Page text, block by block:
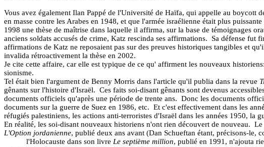
Vous avez également Ilan Pappé de l'Université de Haïfa, qui appelle au boycott
en masse contre les Arabes en 1948, et que l'armée israélienne était plus
1998 une thèse de maîtrise dans laquelle il affirma, sur la base de témoignages
anciens soldats accusés de crime, Katz rescinda ses affirmations.
Sa défense fut
affirmations de Katz ne reposaient pas sur des preuves historiques tangibles et
invalida rétroactivement la thèse en 2002.
Je cite cette affaire, car elle est typique de ce qu' affirment les nouveaux
sionisme.
Tel était bien l'argument de Benny Morris dans l'article qu'il publia dans la revue
gênants sur l'histoire d'Israël. Ces faits soi-disant gênants sont devenus
documents officiels qu'après une période de trente ans. Donc les documents
documents sur la guerre de Suez en 1986, etc. Et c'est effectivement dans les
réfugiés palestiniens, les actions anti-terroristes d'Israël dans les années 1950, la
En réalité, les soi-disant nouveaux historiens n'ont rien découvert de nouveau. Le
L'Option jordanienne, publié deux ans avant (Dan Schueftan étant, précisons-le,
l'Holocauste dans son livre Le septième million, publié en 1991, n'ajouta